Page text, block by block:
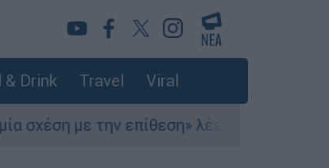
& Drink Travel Viral
με την επίθεση» λέει η 46χρονη - Τι